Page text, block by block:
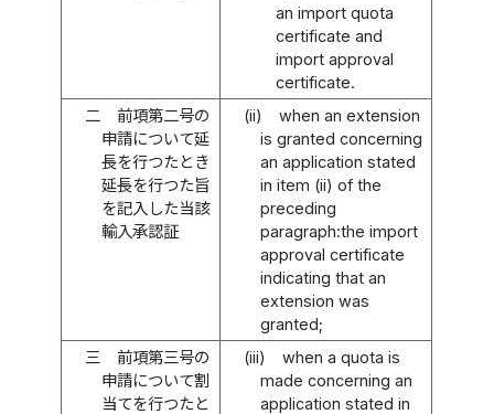
an import quota
certificate and
import approval
certificate.
二
前項第二号の
申請について延
長を行つたとき
延長を行つた旨
を記入した当該
輸入承認証
(ii)
when an extension
is granted concerning
an application stated
in item (ii) of the
preceding
paragraph:the import
approval certificate
indicating that an
extension was
granted;
三
前項第三号の
申請について割
当てを行つたと
(iii)
when a quota is
made concerning an
application stated in